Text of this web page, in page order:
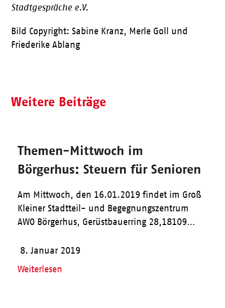
Stadtgespräche e.V.
Bild Copyright: Sabine Kranz, Merle Goll und
Friederike Ablang
Weitere Beiträge
Themen-Mittwoch im
Börgerhus: Steuern für Senioren
Am Mittwoch, den 16.01.2019 findet im Groß
Kleiner Stadtteil- und Begegnungszentrum
AWO Börgerhus, Gerüstbauerring 28,18109…
8. Januar 2019
Weiterlesen